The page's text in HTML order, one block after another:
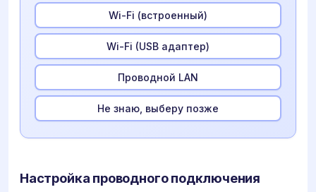
Wi-Fi (встроенный)
Wi-Fi (USB адаптер)
Проводной LAN
Не знаю, выберу позже
Настройка проводного подключения